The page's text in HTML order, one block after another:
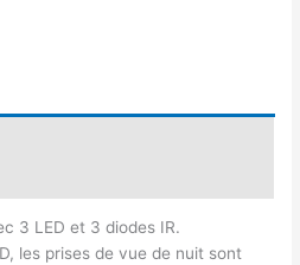
3 LED et 3 diodes IR.
les prises de vue de nuit sont